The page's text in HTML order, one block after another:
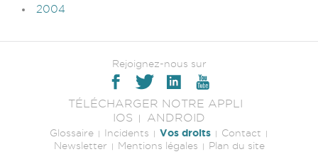
2004
Rejoignez-nous sur
TÉLÉCHARGER NOTRE APPLI
IOS
ANDROID
Glossaire Incidents Vos droits
Contact
Newsletter
Mentions légales Plan du site